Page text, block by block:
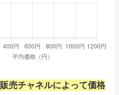
販売チャネルによって価格